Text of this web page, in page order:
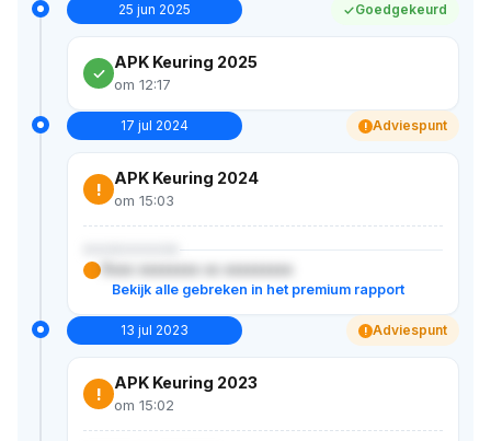
25 jun 2025 Goedgekeurd
APK Keuring 2025
om 12:17
17 jul 2024 ! Adviespunt
!
APK Keuring 2024
om 15:03
XXXXXXXXX
Xxxx xxxxxxxx xx xxxxxxxxx
Bekijk alle gebreken in het premium rapport
13 jul 2023 ! Adviespunt
!
APK Keuring 2023
om 15:02